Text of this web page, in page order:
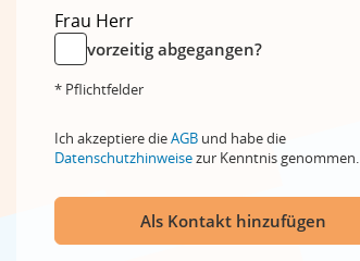
Frau Herr
vorzeitig abgegangen?
* Pflichtfelder
Ich akzeptiere dieAGB und habe die
Datenschutzhinweisezur Kenntnis genommen.
Als Kontakt hinzufügen